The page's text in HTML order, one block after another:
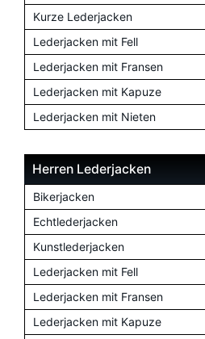
Kurze Lederjacken
Lederjacken mit Fell
Lederjacken mit Fransen
Lederjacken mit Kapuze
Lederjacken mit Nieten
Herren Lederjacken
Bikerjacken
Echtlederjacken
Kunstlederjacken
Lederjacken mit Fell
Lederjacken mit Fransen
Lederjacken mit Kapuze